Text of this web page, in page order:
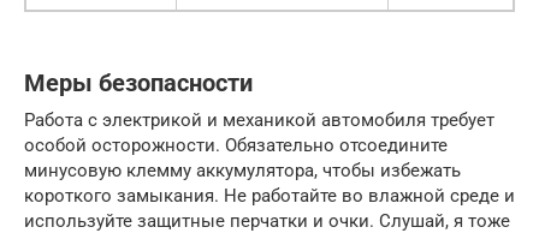
Меры безопасности
Работа с электрикой и механикой автомобиля требует
особой осторожности. Обязательно отсоедините
минусовую клемму аккумулятора, чтобы избежать
короткого замыкания. Не работайте во влажной среде и
используйте защитные перчатки и очки. Слушай, я тоже